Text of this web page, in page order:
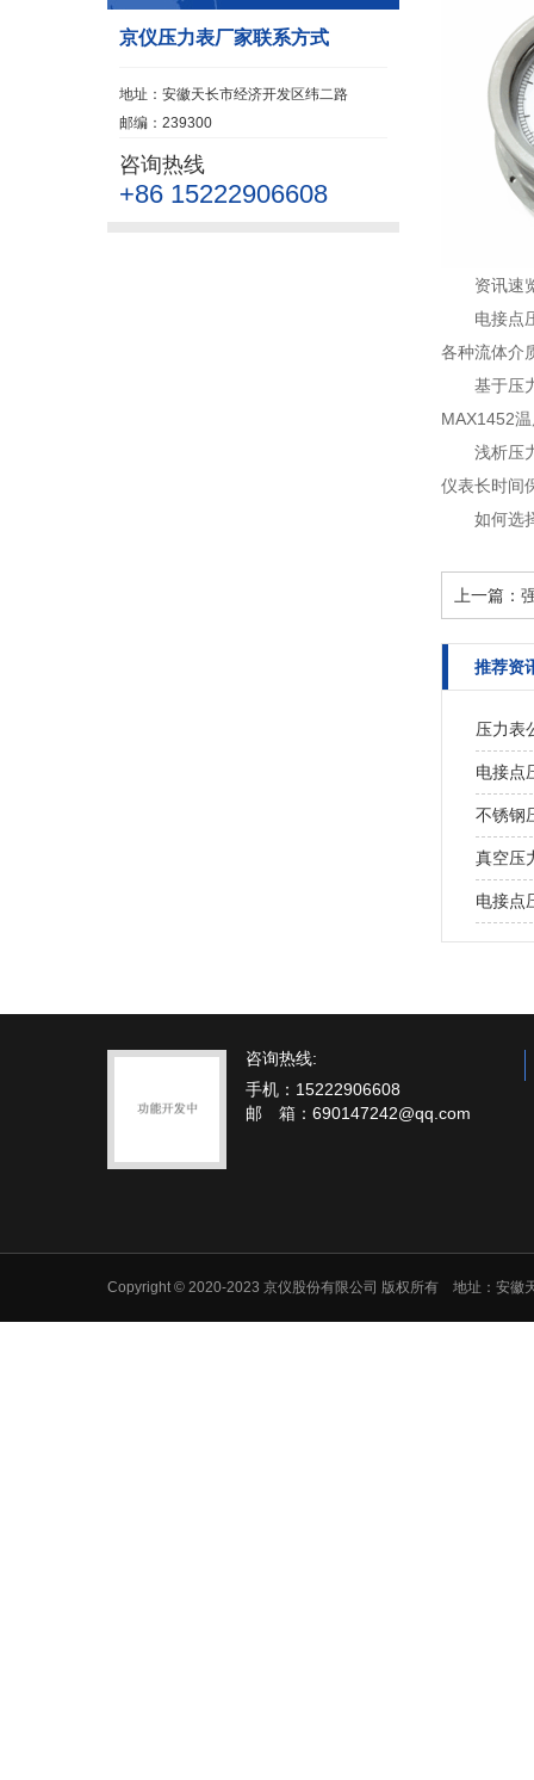
京仪压力表厂家联系方式
地址：安徽天长市经济开发区纬二路
邮编：239300
咨询热线
+86 15222906608
资讯速
电接点
各种流体介
基于压
MAX1452
浅析压
仪表长时间
如何选
上一篇：
推荐资
压力表
电接点
不锈钢
真空压
电接点
咨询热线:
手机：15222906608
邮 箱：690147242@qq.com
Copyright © 2020-2023 京仪股份有限公司 版权所有 地址：安